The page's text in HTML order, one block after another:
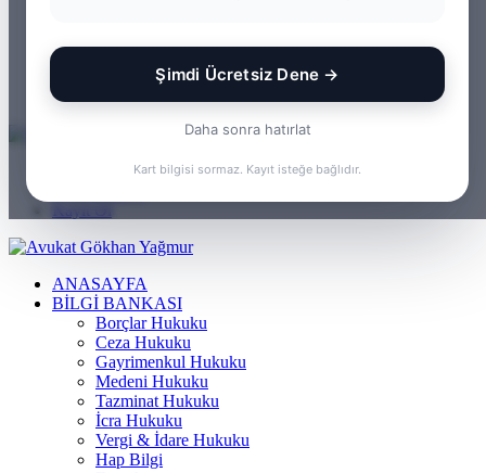
Şimdi Ücretsiz Dene →
Daha sonra hatırlat
Kart bilgisi sormaz. Kayıt isteğe bağlıdır.
Rastgele Makale
ANASAYFA
BILGI BANKASI
Borçlar Hukuku
Ceza Hukuku
Gayrimenkul Hukuku
Medeni Hukuku
Tazminat Hukuku
İcra Hukuku
Vergi & İdare Hukuku
Hap Bilgi